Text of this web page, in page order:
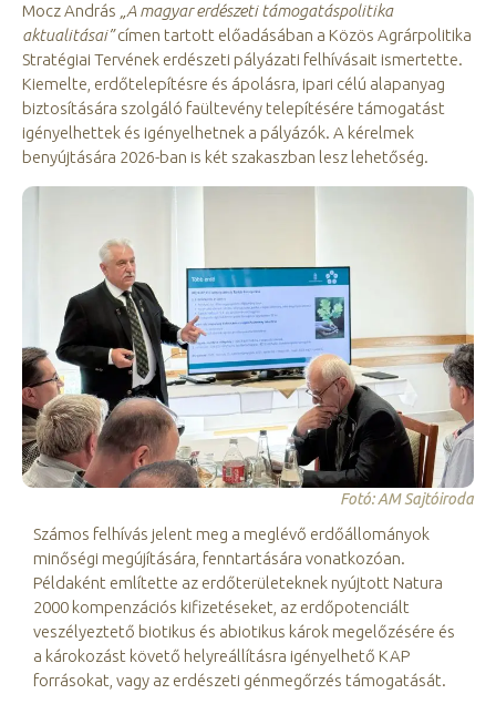
Mocz András
„A magyar erdészeti támogatáspolitika
aktualitásai”címen tartott előadásában a Közös Agrárpolitika
Stratégiai Tervének erdészeti pályázati felhívásait ismertette.
Kiemelte, erdőtelepítésre és ápolásra, ipari célú alapanyag
biztosítására szolgáló faültevény telepítésére támogatást
igényelhettek és igényelhetnek a pályázók. A kérelmek
benyújtására 2026-ban is két szakaszban lesz lehetőség.
Fotó: AM Sajtóiroda
Számos felhívás jelent meg a meglévő erdőállományok
minőségi megújítására, fenntartására vonatkozóan.
Példaként említette az erdőterületeknek nyújtott Natura
2000 kompenzációs kifizetéseket, az erdőpotenciált
veszélyeztető biotikus és abiotikus károk megelőzésére és
a károkozást követő helyreállításra igényelhető KAP
forrásokat, vagy az erdészeti génmegőrzés támogatását.